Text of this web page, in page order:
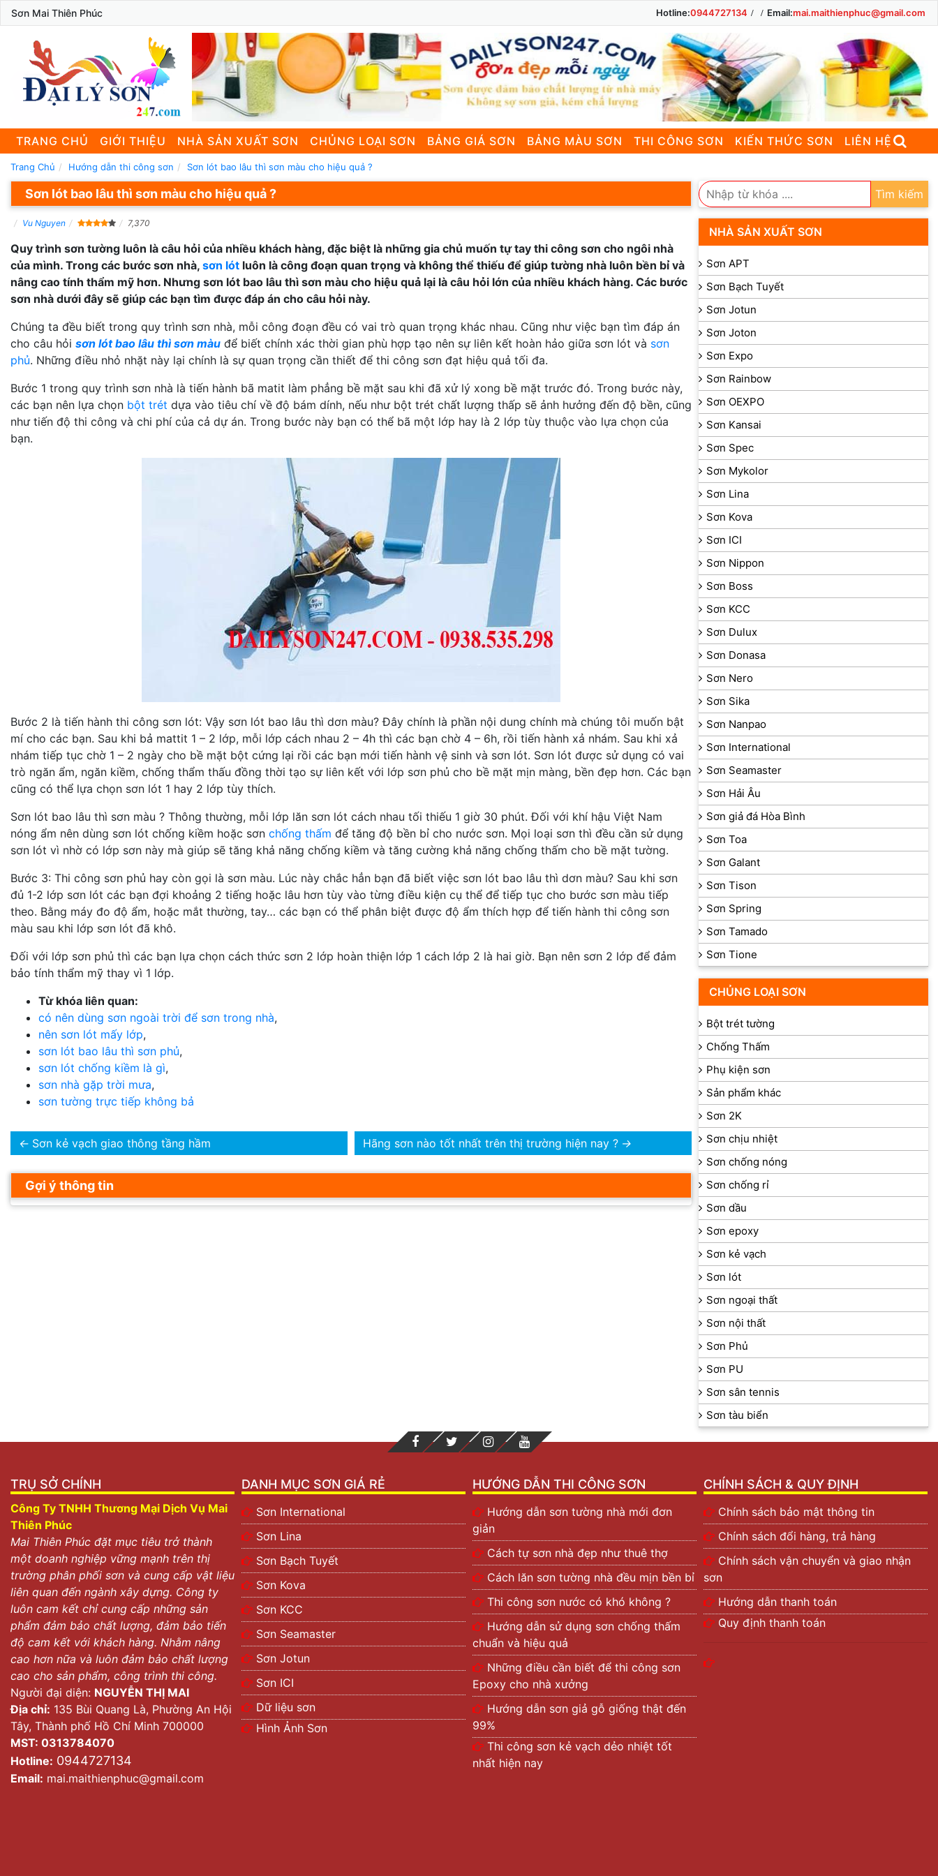
Sơn Mai Thiên Phúc Hotline:0944727134 Email:mai.maithienphuc@gmail.com
TRANG CHỦ GIỚI THIỆU NHÀ SẢN XUẤT SƠN CHỦNG LOẠI SƠN BẢNG GIÁ SƠN BẢNG MÀU SƠN THI CÔNG SƠN KIẾN THỨC SƠN LIÊN HỆ
Trang Chủ Hướng dẫn thi công sơn Sơn lót bao lâu thì sơn màu cho hiệu quả ?
Sơn lót bao lâu thì sơn màu cho hiệu quả ?
Vu Nguyen 7,370
Quy trình sơn tường luôn là câu hỏi của nhiều khách hàng, đặc biệt là những gia chủ muốn tự tay thi công sơn cho ngôi nhà
của mình. Trong các bước sơn nhà, sơn lót luôn là công đoạn quan trọng và không thể thiếu để giúp tường nhà luôn bền bỉ và
nâng cao tính thẩm mỹ hơn. Nhưng sơn lót bao lâu thì sơn màu cho hiệu quả lại là câu hỏi lớn của nhiều khách hàng. Các bước
sơn nhà dưới đây sẽ giúp các bạn tìm được đáp án cho câu hỏi này.
Chúng ta đều biết trong quy trình sơn nhà, mỗi công đoạn đều có vai trò quan trọng khác nhau. Cũng như việc bạn tìm đáp án
cho câu hỏi sơn lót bao lâu thì sơn màu để biết chính xác thời gian phù hợp tạo nên sự liên kết hoàn hảo giữa sơn lót và sơn
phủ. Những điều nhỏ nhặt này lại chính là sự quan trọng cần thiết để thi công sơn đạt hiệu quả tối đa.
Bước 1 trong quy trình sơn nhà là tiến hành bã matit làm phẳng bề mặt sau khi đã xử lý xong bề mặt trước đó. Trong bước này,
các bạn nên lựa chọn bột trét dựa vào tiêu chí về độ bám dính, nếu như bột trét chất lượng thấp sẽ ảnh hưởng đến độ bền, cũng
như tiến độ thi công và chi phí của cả dự án. Trong bước này bạn có thể bã một lớp hay là 2 lớp tùy thuộc vào lựa chọn của
bạn.
Bước 2 là tiến hành thi công sơn lót: Vậy sơn lót bao lâu thì dơn màu? Đây chính là phần nội dung chính mà chúng tôi muốn bật
mí cho các bạn. Sau khi bả mattit 1 – 2 lớp, mỗi lớp cách nhau 2 – 4h thì các bạn chờ 4 – 6h, rồi tiến hành xả nhám. Sau khi xả
nhám tiếp tục chờ 1 – 2 ngày cho bề mặt bột cứng lại rồi các bạn mới tiến hành vệ sinh và sơn lót. Sơn lót được sử dụng có vai
trò ngăn ẩm, ngăn kiềm, chống thẩm thấu đồng thời tạo sự liên kết với lớp sơn phủ cho bề mặt mịn màng, bền đẹp hơn. Các bạn
cũng có thể lựa chọn sơn lót 1 hay 2 lớp tùy thích.
Sơn lót bao lâu thì sơn màu ? Thông thường, mỗi lớp lăn sơn lót cách nhau tối thiếu 1 giờ 30 phút. Đối với khí hậu Việt Nam
nóng ẩm nên dùng sơn lót chống kiềm hoặc sơn chống thấm để tăng độ bền bỉ cho nước sơn. Mọi loại sơn thì đều cần sử dụng
sơn lót vì nhờ có lớp sơn này mà giúp sẽ tăng khả năng chống kiềm và tăng cường khả năng chống thấm cho bề mặt tường.
Bước 3: Thi công sơn phủ hay còn gọi là sơn màu. Lúc này chắc hẳn bạn đã biết việc sơn lót bao lâu thì dơn màu? Sau khi sơn
đủ 1-2 lớp sơn lót các bạn đợi khoảng 2 tiếng hoặc lâu hơn tùy vào từng điều kiện cụ thể để tiếp tục cho bước sơn màu tiếp
theo. Bằng máy đo độ ẩm, hoặc mắt thường, tay… các bạn có thể phân biệt được độ ẩm thích hợp để tiến hành thi công sơn
màu sau khi lớp sơn lót đã khô.
Đối với lớp sơn phủ thì các bạn lựa chọn cách thức sơn 2 lớp hoàn thiện lớp 1 cách lớp 2 là hai giờ. Bạn nên sơn 2 lớp để đảm
bảo tính thẩm mỹ thay vì 1 lớp.
Từ khóa liên quan:
có nên dùng sơn ngoài trời để sơn trong nhà,
nên sơn lót mấy lớp,
sơn lót bao lâu thì sơn phủ,
sơn lót chống kiềm là gì,
sơn nhà gặp trời mưa,
sơn tường trực tiếp không bả
← Sơn kẻ vạch giao thông tầng hầm Hãng sơn nào tốt nhất trên thị trường hiện nay ? →
Gợi ý thông tin
Tìm kiếm
NHÀ SẢN XUẤT SƠN
Sơn APT
Sơn Bạch Tuyết
Sơn Jotun
Sơn Joton
Sơn Expo
Sơn Rainbow
Sơn OEXPO
Sơn Kansai
Sơn Spec
Sơn Mykolor
Sơn Lina
Sơn Kova
Sơn ICI
Sơn Nippon
Sơn Boss
Sơn KCC
Sơn Dulux
Sơn Donasa
Sơn Nero
Sơn Sika
Sơn Nanpao
Sơn International
Sơn Seamaster
Sơn Hải Âu
Sơn giả đá Hòa Bình
Sơn Toa
Sơn Galant
Sơn Tison
Sơn Spring
Sơn Tamado
Sơn Tione
CHỦNG LOẠI SƠN
Bột trét tường
Chống Thấm
Phụ kiện sơn
Sản phẩm khác
Sơn 2K
Sơn chịu nhiệt
Sơn chống nóng
Sơn chống rỉ
Sơn dầu
Sơn epoxy
Sơn kẻ vạch
Sơn lót
Sơn ngoại thất
Sơn nội thất
Sơn Phủ
Sơn PU
Sơn sân tennis
Sơn tàu biển
TRỤ SỞ CHÍNH
Công Ty TNHH Thương Mại Dịch Vụ Mai
Thiên Phúc
Mai Thiên Phúc đặt mục tiêu trở thành
một doanh nghiệp vững mạnh trên thị
trường phân phối sơn và cung cấp vật liệu
liên quan đến ngành xây dựng. Công ty
luôn cam kết chỉ cung cấp những sản
phẩm đảm bảo chất lượng, đảm bảo tiến
độ cam kết với khách hàng. Nhằm nâng
cao hơn nữa và luôn đảm bảo chất lượng
cao cho sản phẩm, công trình thi công.
Người đại diện: NGUYỄN THỊ MAI
Địa chỉ: 135 Bùi Quang Là, Phường An Hội
Tây, Thành phố Hồ Chí Minh 700000
MST: 0313784070
Hotline: 0944727134
Email: mai.maithienphuc@gmail.com
DANH MỤC SƠN GIÁ RẺ
Sơn International
Sơn Lina
Sơn Bạch Tuyết
Sơn Kova
Sơn KCC
Sơn Seamaster
Sơn Jotun
Sơn ICI
Dữ liệu sơn
Hình Ảnh Sơn
HƯỚNG DẪN THI CÔNG SƠN
Hướng dẫn sơn tường nhà mới đơn
giản
Cách tự sơn nhà đẹp như thuê thợ
Cách lăn sơn tường nhà đều mịn bền bỉ
Thi công sơn nước có khó không ?
Hướng dẫn sử dụng sơn chống thấm
chuẩn và hiệu quả
Những điều cần biết để thi công sơn
Epoxy cho nhà xưởng
Hướng dẫn sơn giả gỗ giống thật đến
99%
Thi công sơn kẻ vạch dẻo nhiệt tốt
nhất hiện nay
CHÍNH SÁCH & QUY ĐỊNH
Chính sách bảo mật thông tin
Chính sách đổi hàng, trả hàng
Chính sách vận chuyển và giao nhận
sơn
Hướng dẫn thanh toán
Quy định thanh toán